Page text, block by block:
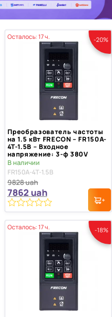
Осталось: 17 ч. -20%
Преобразователь частоты
на 1.5 кВт FRECON – FR150A-
4T-1.5B – Входное
напряжение: 3-ф 380V
В наличии
FR150A-4T-1.5B
9828uah
7862 uah
из
5
Осталось: 17 ч. -18%